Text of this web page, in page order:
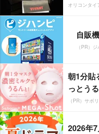
オリコンタイ
自販
（PR）
朝1分貼
っとう
（PR）サボ
2026年